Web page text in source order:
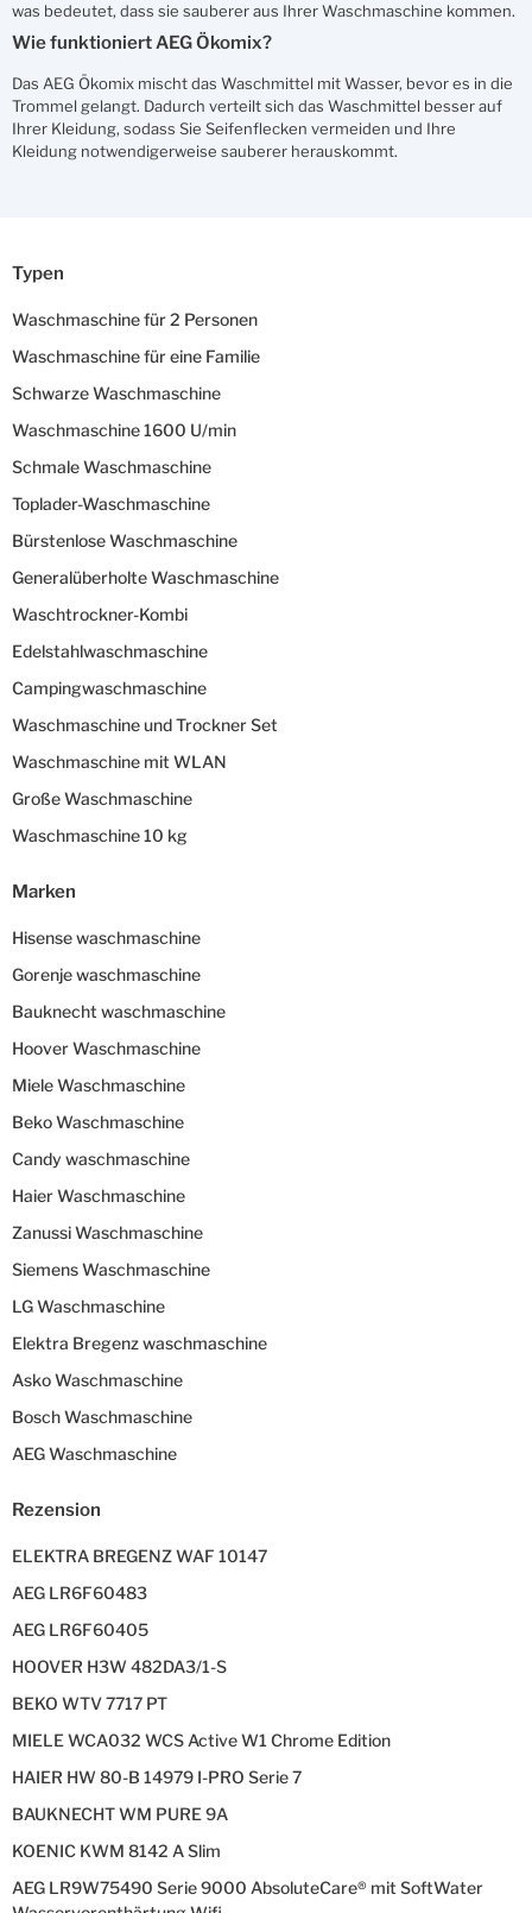
was bedeutet, dass sie sauberer aus Ihrer Waschmaschine kommen.
Wie funktioniert AEG Ökomix?
Das AEG Ökomix mischt das Waschmittel mit Wasser, bevor es in die
Trommel gelangt. Dadurch verteilt sich das Waschmittel besser auf
Ihrer Kleidung, sodass Sie Seifenflecken vermeiden und Ihre
Kleidung notwendigerweise sauberer herauskommt.
Typen
Waschmaschine für 2 Personen
Waschmaschine für eine Familie
Schwarze Waschmaschine
Waschmaschine 1600 U/min
Schmale Waschmaschine
Toplader-Waschmaschine
Bürstenlose Waschmaschine
Generalüberholte Waschmaschine
Waschtrockner-Kombi
Edelstahlwaschmaschine
Campingwaschmaschine
Waschmaschine und Trockner Set
Waschmaschine mit WLAN
Große Waschmaschine
Waschmaschine 10 kg
Marken
Hisense waschmaschine
Gorenje waschmaschine
Bauknecht waschmaschine
Hoover Waschmaschine
Miele Waschmaschine
Beko Waschmaschine
Candy waschmaschine
Haier Waschmaschine
Zanussi Waschmaschine
Siemens Waschmaschine
LG Waschmaschine
Elektra Bregenz waschmaschine
Asko Waschmaschine
Bosch Waschmaschine
AEG Waschmaschine
Rezension
ELEKTRA BREGENZ WAF 10147
AEG LR6F60483
AEG LR6F60405
HOOVER H3W 482DA3/1-S
BEKO WTV 7717 PT
MIELE WCA032 WCS Active W1 Chrome Edition
HAIER HW 80-B 14979 I-PRO Serie 7
BAUKNECHT WM PURE 9A
KOENIC KWM 8142 A Slim
AEG LR9W75490 Serie 9000 AbsoluteCare® mit SoftWater